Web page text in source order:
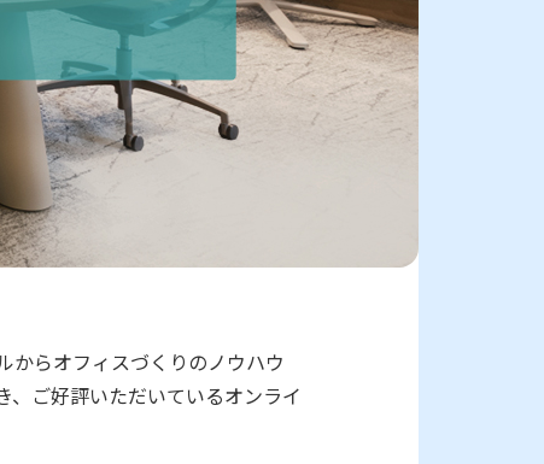
からオフィスづくりのノウハウ
、ご好評いただいているオンライ